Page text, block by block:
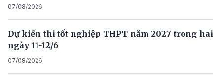
07/08/2026
Dự kiến thi tốt nghiệp THPT năm 2027 trong hai
ngày 11-12/6
07/08/2026